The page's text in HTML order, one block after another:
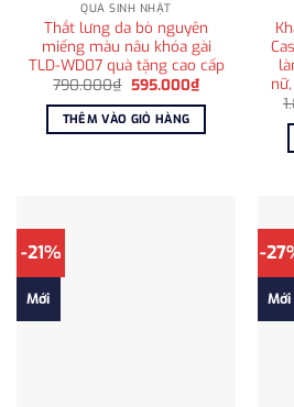
QUÀ SINH NHẬT
Thắt lưng da bò nguyên
miếng màu nâu khóa gài
TLD-WD07 quà tặng cao cấp
790.000₫ Giá
là:
790.000₫.
595.000₫Giá
hiện
tại
595.000₫.
THÊM VÀO GIỎ HÀNG
-21%
Mới
-
Mới